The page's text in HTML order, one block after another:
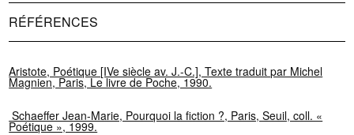
RÉFÉRENCES
Aristote, Poétique [IVe siècle av. J.-C.], Texte traduit par Michel
Magnien, Paris, Le livre de Poche, 1990.
Schaeffer Jean-Marie, Pourquoi la fiction ?, Paris, Seuil, coll. «
Poétique », 1999.